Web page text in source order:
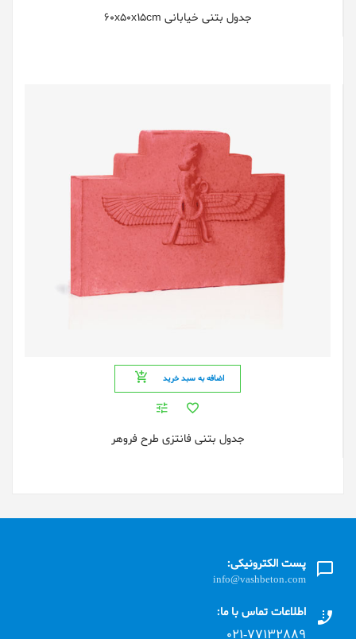
جدول بتنی خیابانی 60x50x15cm
اضافه به سبد خرید
جدول بتنی فانتزی طرح فروهر
پست الکترونیکی:
info@vashbeton.com
اطلاعات تماس با ما:
۰۲۱-۷۷۱٣۲۸۸۹